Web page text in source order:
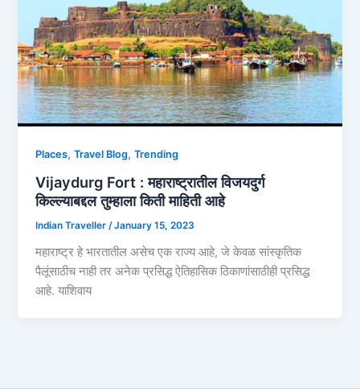
Places,Travel Blog,Trending
Vijaydurg Fort : महाराष्ट्रातील विजयदुर्ग
किल्ल्याबद्दल तुम्हाला किती माहिती आहे
Indian Traveller/January 15, 2023
महाराष्ट्र हे भारतातील असेच एक राज्य आहे, जे केवळ सांस्कृतिक
पैलूंसाठीच नाही तर अनेक प्रसिद्ध ऐतिहासिक ठिकाणांसाठीही प्रसिद्ध
आहे. याशिवाय